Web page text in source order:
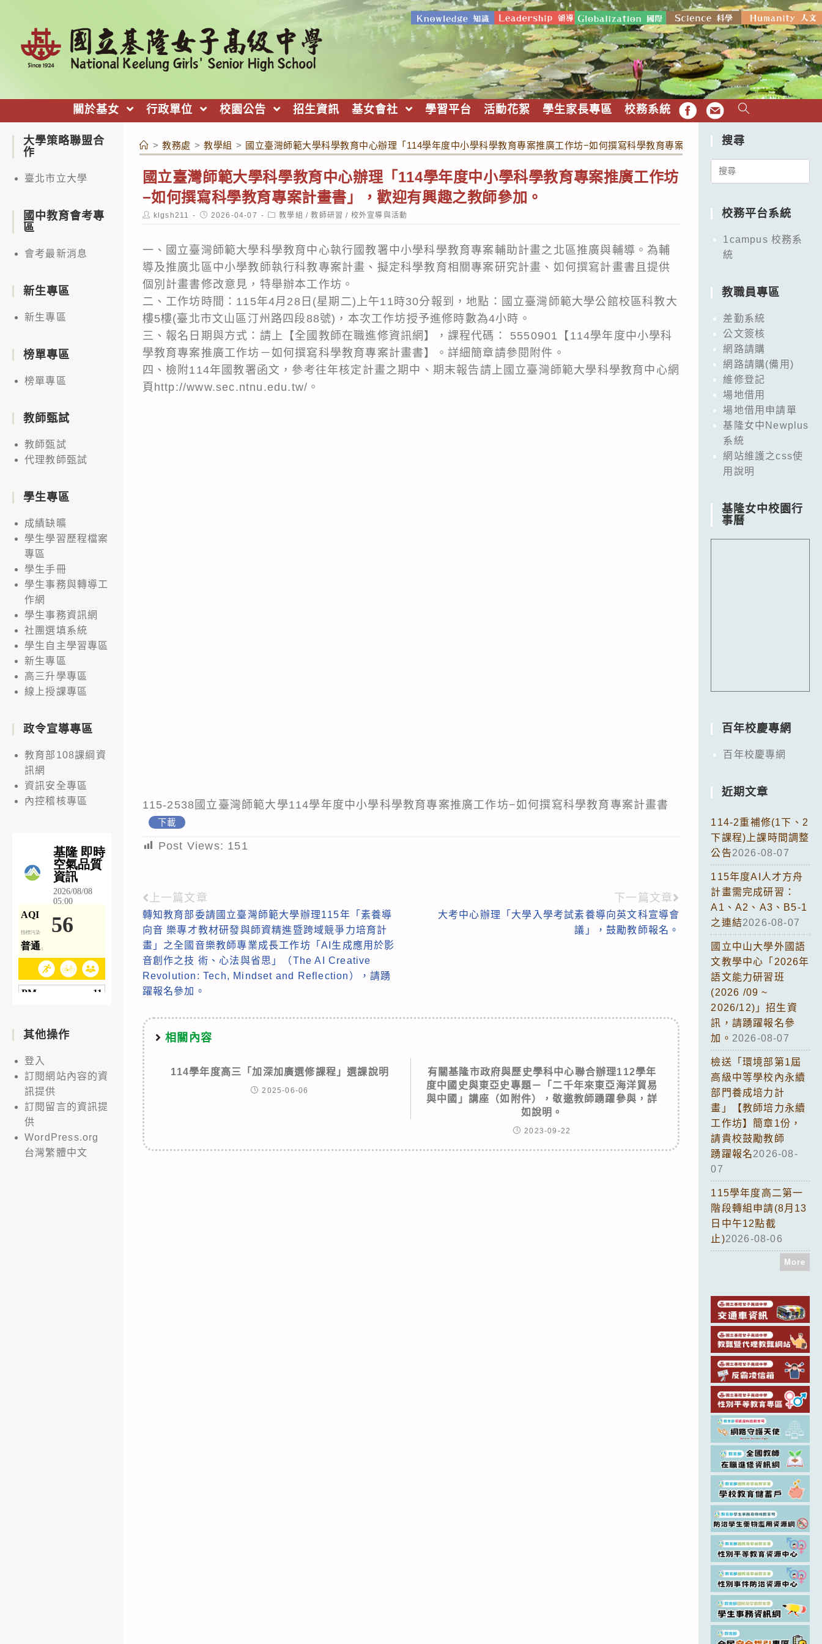
關於基女 行政單位 校園公告 招生資訊 基女會社 學習平台 活動花絮 學生家長專區 校務系統 FB EMAIL
> 教務處 > 教學組 > 國立臺灣師範大學科學教育中心辦理「114學年度中小學科學教育專案推廣工作坊−如何撰寫科學教育專案計畫書」，歡迎有興趣之教師參
國立臺灣師範大學科學教育中心辦理「114學年度中小學科學教育專案推廣工作坊
−如何撰寫科學教育專案計畫書」，歡迎有興趣之教師參加。
Post
author:
klgsh211
Post
published:
2026-04-07
Post
category:
教學組 / 教師研習 / 校外宣導與活動
一、國立臺灣師範大學科學教育中心執行國教署中小學科學教育專案輔助計畫之北區推廣與輔導。為輔
導及推廣北區中小學教師執行科教專案計畫、擬定科學教育相關專案研究計畫、如何撰寫計畫書且提供
個別計畫書修改意見，特舉辦本工作坊。
二、工作坊時間：115年4月28日(星期二)上午11時30分報到，地點：國立臺灣師範大學公館校區科教大
樓5樓(臺北市文山區汀州路四段88號)，本次工作坊授予進修時數為4小時。
三、報名日期與方式：請上【全國教師在職進修資訊網】，課程代碼： 5550901【114學年度中小學科
學教育專案推廣工作坊－如何撰寫科學教育專案計畫書】。詳細簡章請參閱附件。
四、檢附114年國教署函文，參考往年核定計畫之期中、期末報告請上國立臺灣師範大學科學教育中心網
頁http://www.sec.ntnu.edu.tw/。
115-2538國立臺灣師範大學114學年度中小學科學教育專案推廣工作坊−如何撰寫科學教育專案計畫書
下載
Post Views: 151
Read
more
articles
上一篇文章
轉知教育部委請國立臺灣師範大學辦理115年「素養導
向音 樂專才教材研發與師資精進暨跨域競爭力培育計
畫」之全國音樂教師專業成長工作坊「AI生成應用於影
音創作之技 術、心法與省思」（The AI Creative
Revolution: Tech, Mindset and Reflection），請踴
躍報名參加。
下一篇文章
大考中心辦理「大學入學考試素養導向英文科宣導會
議」，鼓勵教師報名。
相關內容
114學年度高三「加深加廣選修課程」選課說明
2025-06-06
有關基隆市政府與歷史學科中心聯合辦理112學年
度中國史與東亞史專題－「二千年來東亞海洋貿易
與中國」講座（如附件），敬邀教師踴躍參與，詳
如說明。
2023-09-22
大學策略聯盟合
作
臺北市立大學
國中教育會考專
區
會考最新消息
新生專區
新生專區
榜單專區
榜單專區
教師甄試
教師甄試
代理教師甄試
學生專區
成績缺曠
學生學習歷程檔案
專區
學生手冊
學生事務與轉導工
作網
學生事務資訊網
社團選填系統
學生自主學習專區
新生專區
高三升學專區
線上授課專區
政令宣導專區
教育部108課綱資
訊網
資訊安全專區
內控稽核專區
其他操作
登入
訂閱網站內容的資
訊提供
訂閱留言的資訊提
供
WordPress.org
台灣繁體中文
搜尋
Search
校務平台系統
1campus 校務系
統
教職員專區
差勤系統
公文簽核
網路請購
網路請購(備用)
維修登記
場地借用
場地借用申請單
基隆女中Newplus
系統
網站維護之css使
用說明
基隆女中校園行
事曆
百年校慶專網
百年校慶專網
近期文章
114-2重補修(1下、2
下課程)上課時間調整
公告2026-08-07
115年度AI人才方舟
計畫需完成研習：
A1、A2、A3、B5-1
之連結2026-08-07
國立中山大學外國語
文教學中心「2026年
語文能力研習班
(2026 /09 ~
2026/12)」招生資
訊，請踴躍報名參
加。 2026-08-07
檢送「環境部第1屆
高級中等學校內永續
部門養成培力計
畫」【教師培力永續
工作坊】簡章1份，
請貴校鼓勵教師
踴躍報名2026-08-
07
115學年度高二第一
階段轉組申請(8月13
日中午12點截
止)2026-08-06
More